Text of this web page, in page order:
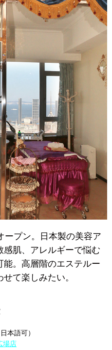
ープン。日本製の美容ア
感肌、アレルギーで悩む
。高層階のエステルー
て楽しみたい。
本語可）
場店